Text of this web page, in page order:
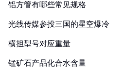
铝方管有哪些常见规格
光线传媒参投三国的星空爆冷
横担型号对应重量
锰矿石产品化合水含量